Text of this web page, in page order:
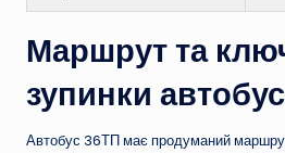
Маршрут та
зупинки
Автобус 36ТП має продуманий